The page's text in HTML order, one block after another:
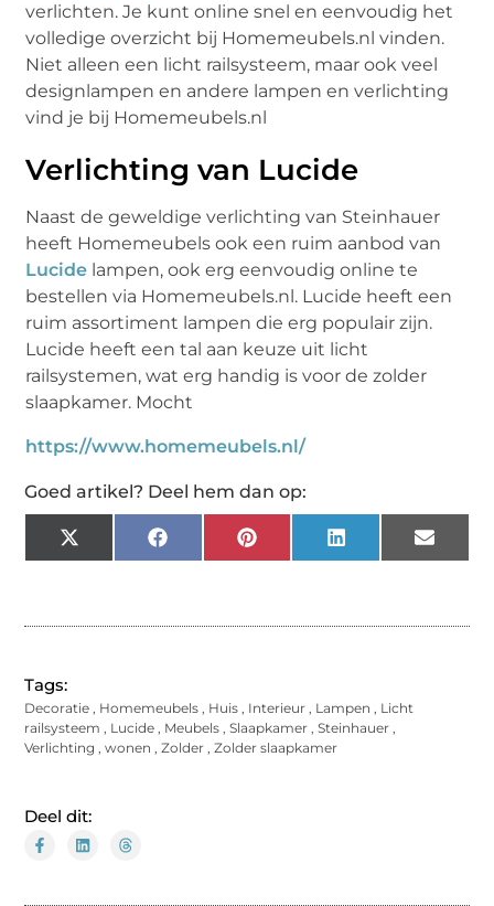
verlichten. Je kunt online snel en eenvoudig het
volledige overzicht bij Homemeubels.nl vinden.
Niet alleen een licht railsysteem, maar ook veel
designlampen en andere lampen en verlichting
vind je bij Homemeubels.nl
Verlichting van Lucide
Naast de geweldige verlichting van Steinhauer
heeft Homemeubels ook een ruim aanbod van
Lucide lampen, ook erg eenvoudig online te
bestellen via Homemeubels.nl. Lucide heeft een
ruim assortiment lampen die erg populair zijn.
Lucide heeft een tal aan keuze uit licht
railsystemen, wat erg handig is voor de zolder
slaapkamer. Mocht
https://www.homemeubels.nl/
Goed artikel? Deel hem dan op:
X
(Twitter)
Facebook Pinterest LinkedIn Email
Tags:
Decoratie Homemeubels Huis Interieur Lampen
Licht
railsysteem
Lucide Meubels ,Slaapkamer ,Steinhauer
Verlichting ,wonen ,Zolder ,Zolder slaapkamer
Deel dit: